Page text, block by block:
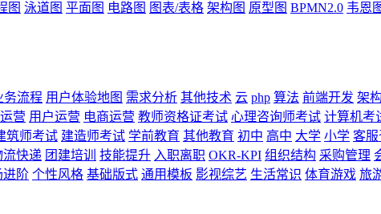
图 泳道图 平面图 电路图 图表/表格 架构图 原型图 BPMN2.0 韦恩
务流程 用户体验地图 需求分析 其他技术 云 php 算法 前端开发 架构
营 用户运营 电商运营 教师资格证考试 心理咨询师考试 计算机考
筑师考试 建造师考试 学前教育 其他教育 初中 高中 大学 小学 客服
流快递 团建培训 技能提升 入职离职 OKR-KPI 组织结构 采购管理
进阶 个性风格 基础版式 通用模板 影视综艺 生活常识 体育游戏 旅